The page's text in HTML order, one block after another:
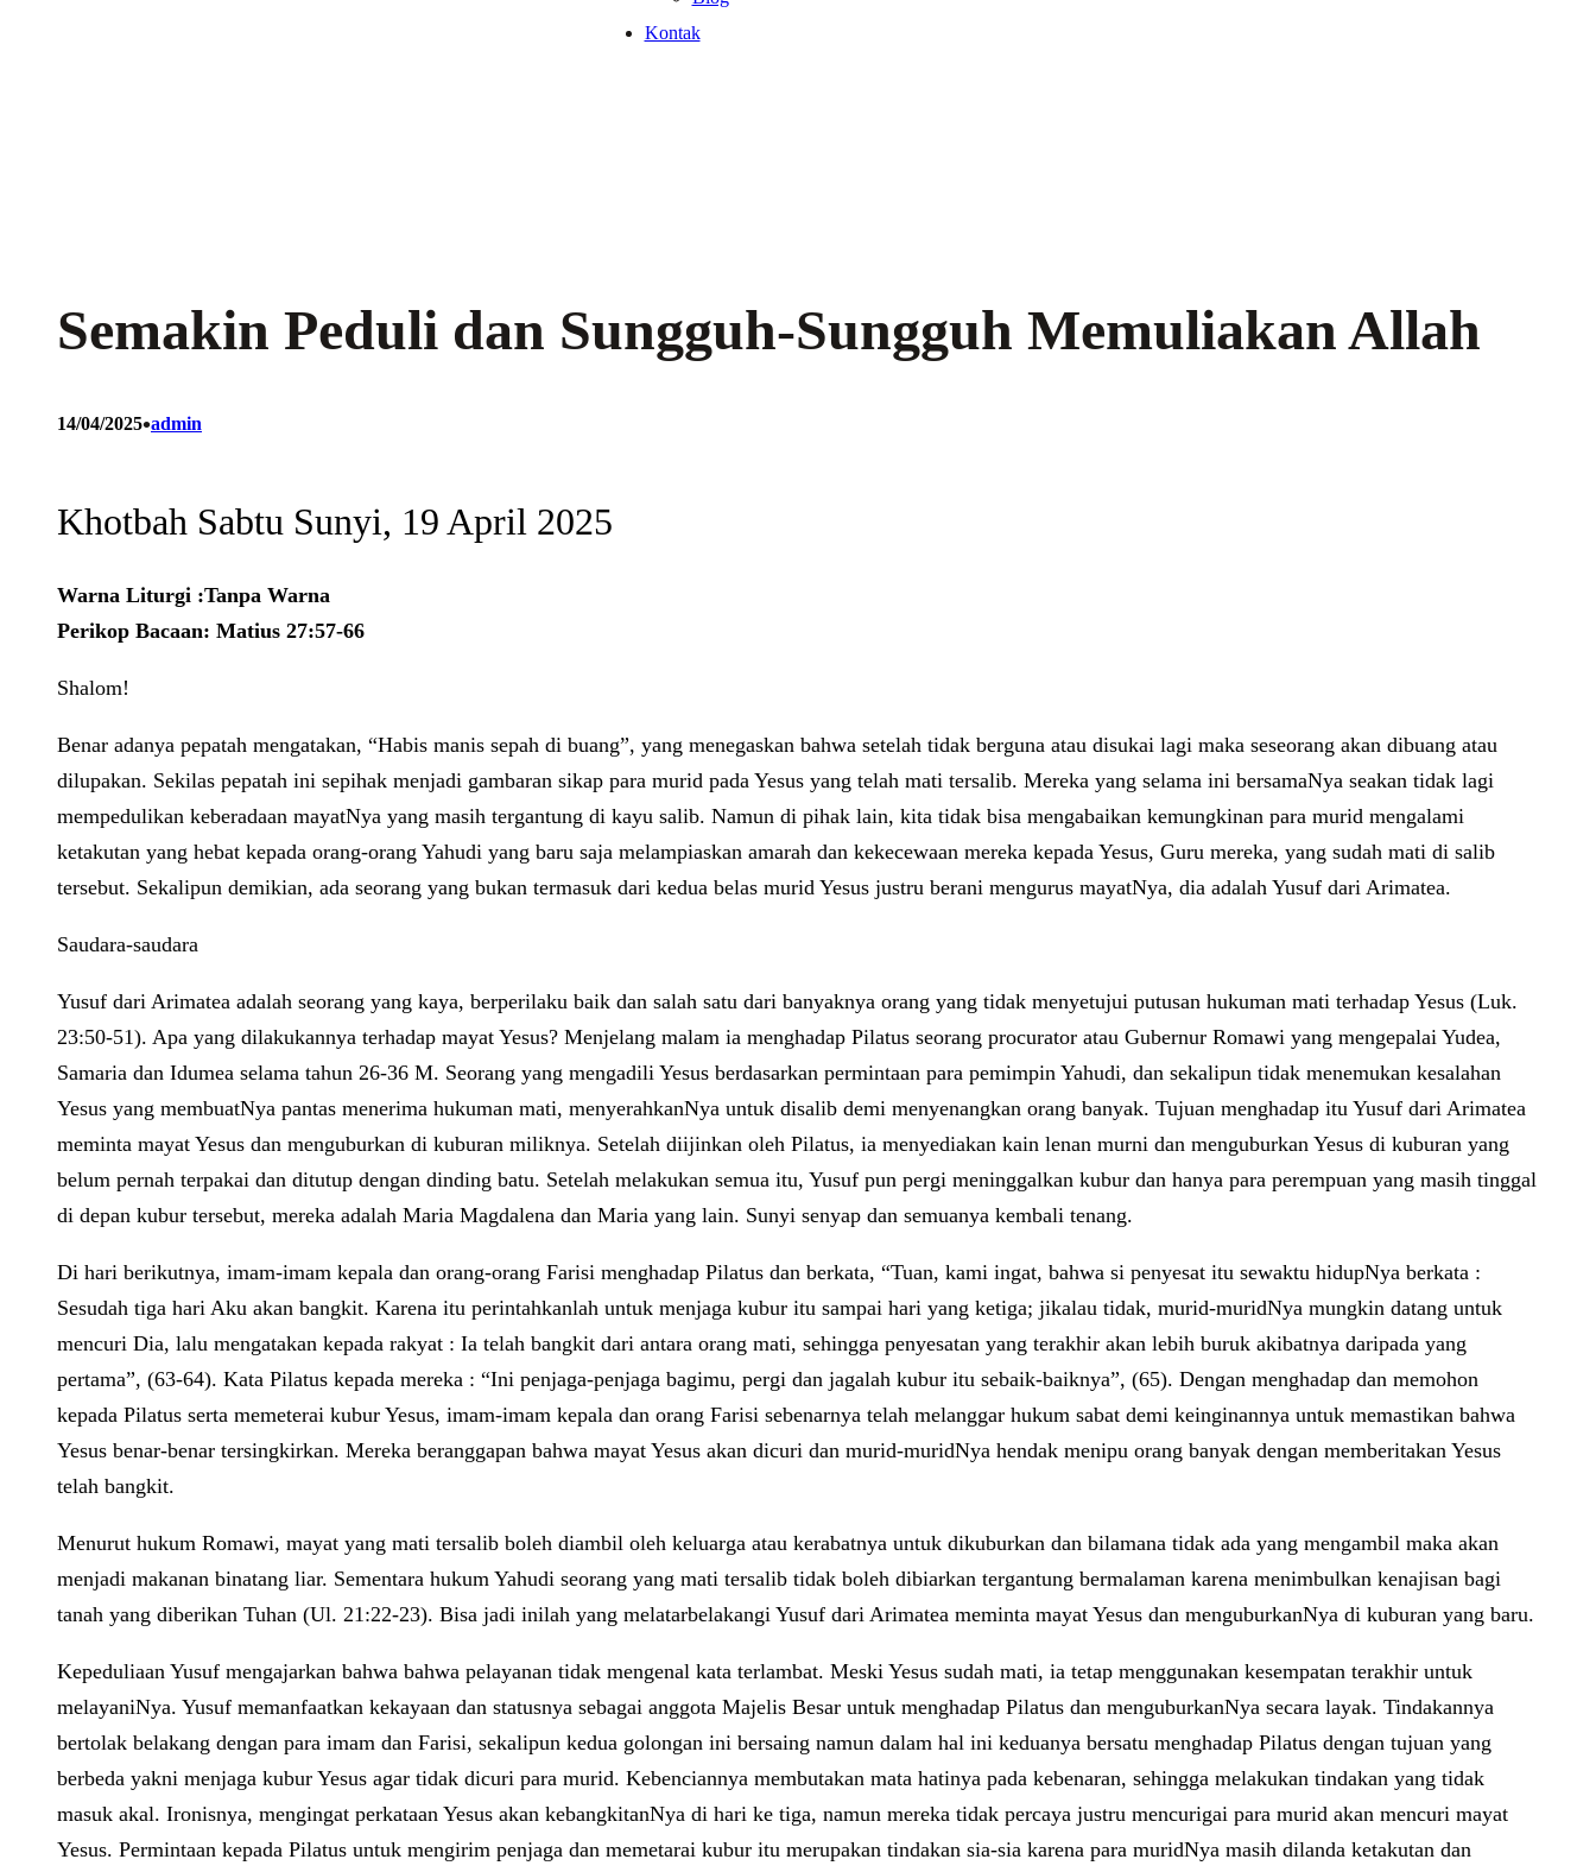
Kontak
Semakin Peduli dan Sungguh-Sungguh Memuliakan Allah
14/04/2025•admin
Khotbah Sabtu Sunyi, 19 April 2025
Warna Liturgi :Tanpa Warna
Perikop Bacaan: Matius 27:57-66
Shalom!
Benar adanya pepatah mengatakan, “Habis manis sepah di buang”, yang menegaskan bahwa setelah tidak berguna atau disukai lagi maka seseorang akan dibuang atau
dilupakan. Sekilas pepatah ini sepihak menjadi gambaran sikap para murid pada Yesus yang telah mati tersalib. Mereka yang selama ini bersamaNya seakan tidak lagi
mempedulikan keberadaan mayatNya yang masih tergantung di kayu salib. Namun di pihak lain, kita tidak bisa mengabaikan kemungkinan para murid mengalami
ketakutan yang hebat kepada orang-orang Yahudi yang baru saja melampiaskan amarah dan kekecewaan mereka kepada Yesus, Guru mereka, yang sudah mati di salib
tersebut. Sekalipun demikian, ada seorang yang bukan termasuk dari kedua belas murid Yesus justru berani mengurus mayatNya, dia adalah Yusuf dari Arimatea.
Saudara-saudara
Yusuf dari Arimatea adalah seorang yang kaya, berperilaku baik dan salah satu dari banyaknya orang yang tidak menyetujui putusan hukuman mati terhadap Yesus (Luk.
23:50-51). Apa yang dilakukannya terhadap mayat Yesus? Menjelang malam ia menghadap Pilatus seorang procurator atau Gubernur Romawi yang mengepalai Yudea,
Samaria dan Idumea selama tahun 26-36 M. Seorang yang mengadili Yesus berdasarkan permintaan para pemimpin Yahudi, dan sekalipun tidak menemukan kesalahan
Yesus yang membuatNya pantas menerima hukuman mati, menyerahkanNya untuk disalib demi menyenangkan orang banyak. Tujuan menghadap itu Yusuf dari Arimatea
meminta mayat Yesus dan menguburkan di kuburan miliknya. Setelah diijinkan oleh Pilatus, ia menyediakan kain lenan murni dan menguburkan Yesus di kuburan yang
belum pernah terpakai dan ditutup dengan dinding batu. Setelah melakukan semua itu, Yusuf pun pergi meninggalkan kubur dan hanya para perempuan yang masih tinggal
di depan kubur tersebut, mereka adalah Maria Magdalena dan Maria yang lain. Sunyi senyap dan semuanya kembali tenang.
Di hari berikutnya, imam-imam kepala dan orang-orang Farisi menghadap Pilatus dan berkata, “Tuan, kami ingat, bahwa si penyesat itu sewaktu hidupNya berkata :
Sesudah tiga hari Aku akan bangkit. Karena itu perintahkanlah untuk menjaga kubur itu sampai hari yang ketiga; jikalau tidak, murid-muridNya mungkin datang untuk
mencuri Dia, lalu mengatakan kepada rakyat : Ia telah bangkit dari antara orang mati, sehingga penyesatan yang terakhir akan lebih buruk akibatnya daripada yang
pertama”, (63-64). Kata Pilatus kepada mereka : “Ini penjaga-penjaga bagimu, pergi dan jagalah kubur itu sebaik-baiknya”, (65). Dengan menghadap dan memohon
kepada Pilatus serta memeterai kubur Yesus, imam-imam kepala dan orang Farisi sebenarnya telah melanggar hukum sabat demi keinginannya untuk memastikan bahwa
Yesus benar-benar tersingkirkan. Mereka beranggapan bahwa mayat Yesus akan dicuri dan murid-muridNya hendak menipu orang banyak dengan memberitakan Yesus
telah bangkit.
Menurut hukum Romawi, mayat yang mati tersalib boleh diambil oleh keluarga atau kerabatnya untuk dikuburkan dan bilamana tidak ada yang mengambil maka akan
menjadi makanan binatang liar. Sementara hukum Yahudi seorang yang mati tersalib tidak boleh dibiarkan tergantung bermalaman karena menimbulkan kenajisan bagi
tanah yang diberikan Tuhan (Ul. 21:22-23). Bisa jadi inilah yang melatarbelakangi Yusuf dari Arimatea meminta mayat Yesus dan menguburkanNya di kuburan yang baru.
Kepeduliaan Yusuf mengajarkan bahwa bahwa pelayanan tidak mengenal kata terlambat. Meski Yesus sudah mati, ia tetap menggunakan kesempatan terakhir untuk
melayaniNya. Yusuf memanfaatkan kekayaan dan statusnya sebagai anggota Majelis Besar untuk menghadap Pilatus dan menguburkanNya secara layak. Tindakannya
bertolak belakang dengan para imam dan Farisi, sekalipun kedua golongan ini bersaing namun dalam hal ini keduanya bersatu menghadap Pilatus dengan tujuan yang
berbeda yakni menjaga kubur Yesus agar tidak dicuri para murid. Kebenciannya membutakan mata hatinya pada kebenaran, sehingga melakukan tindakan yang tidak
masuk akal. Ironisnya, mengingat perkataan Yesus akan kebangkitanNya di hari ke tiga, namun mereka tidak percaya justru mencurigai para murid akan mencuri mayat
Yesus. Permintaan kepada Pilatus untuk mengirim penjaga dan memetarai kubur itu merupakan tindakan sia-sia karena para muridNya masih dilanda ketakutan dan